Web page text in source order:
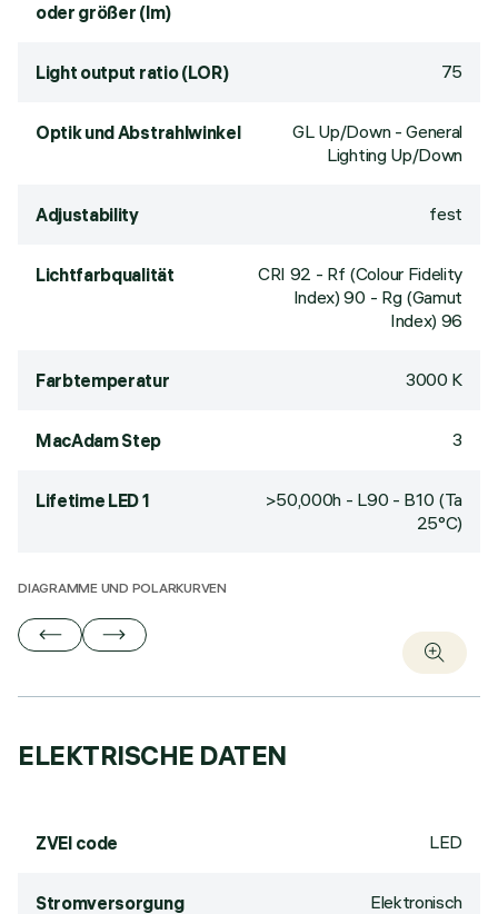
oder größer (lm)
Light output ratio (LOR) 75
Optik und Abstrahlwinkel
GL Up/Down - General
Lighting Up/Down
Adjustability fest
Lichtfarbqualität CRI 92 - Rf (Colour Fidelity
Index) 90 - Rg (Gamut
Index) 96
Farbtemperatur 3000 K
MacAdam Step 3
Lifetime LED 1
>50,000h - L90 - B10 (Ta
25°C)
DIAGRAMME UND POLARKURVEN
ELEKTRISCHE DATEN
ZVEI code LED
Stromversorgung
Elektronisch